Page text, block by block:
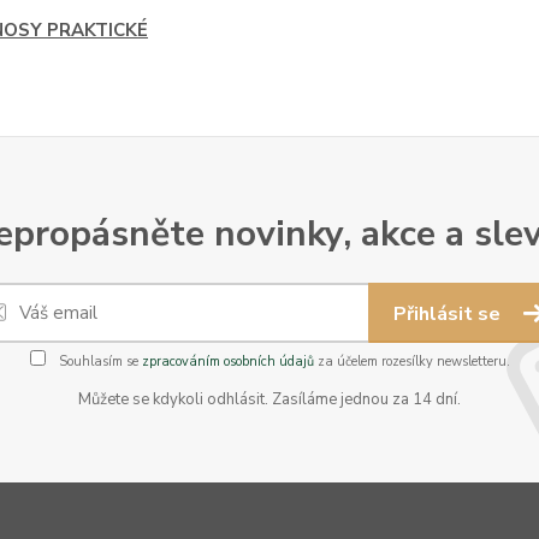
PRAKTICKÉ
novinky, akce a
Přihlásit se
Souhlasím se zpracováním osobních údajůza účelem rozesílky newsletteru.
Můžete se kdykoli odhlásit. Zasíláme jednou za 14 dní.